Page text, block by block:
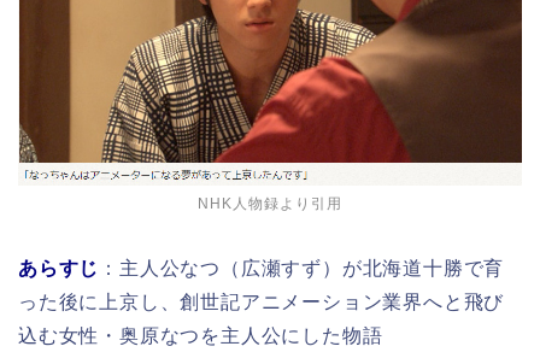
NHK人物録より引用
あらすじ ：主人公なつ（広瀬すず）が北海道十勝で育
った後に上京し、創世記アニメーション業界へと飛び
込む女性・奥原なつを主人公にした物語